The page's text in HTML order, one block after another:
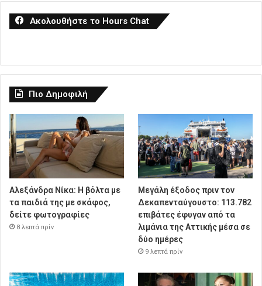
Ακολουθήστε το Hours Chat
Πιο Δημοφιλή
Αλεξάνδρα Νίκα: Η βόλτα με
τα παιδιά της με σκάφος,
δείτε φωτογραφίες
8 λεπτά πρίν
Μεγάλη έξοδος πριν τον
Δεκαπενταύγουστο: 113.782
επιβάτες έφυγαν από τα
λιμάνια της Αττικής μέσα σε
δύο ημέρες
9 λεπτά πρίν